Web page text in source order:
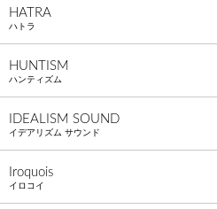
HATRA
ハトラ
HUNTISM
ハンティズム
IDEALISM SOUND
イデアリズム サウンド
Iroquois
イロコイ